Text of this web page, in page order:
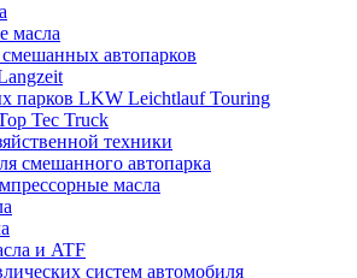
масла
автопарков
парков LKW Leichtlauf Touring
Tec Truck
техники
смешанного автопарка
масла
и ATF
систем автомобиля